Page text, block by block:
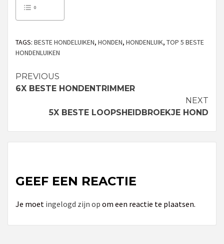
TAGS: BESTE HONDELUIKEN, HONDEN, HONDENLUIK, TOP 5 BESTE
HONDENLUIKEN
Continue
PREVIOUS
6X BESTE HONDENTRIMMER
NEXT
5X BESTE LOOPSHEIDBROEKJE HOND
GEEF EEN REACTIE
Je moet ingelogd zijn op om een reactie te plaatsen.